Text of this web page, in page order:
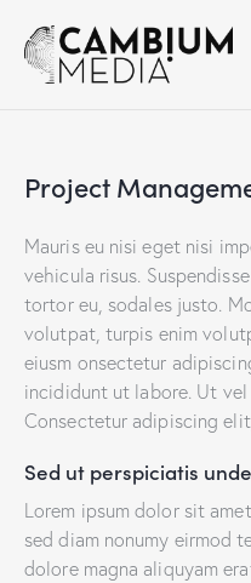
Project
Mauris eu nisi eget nisi
vehicula risus.
tortor eu, sodales justo.
volutpat, turpis enim
eiusm onsectetur
incididunt ut labore. Ut
Consectetur adipiscing
Sed ut perspiciatis
Lorem ipsum dolor sit
sed diam nonumy eirmod
dolore magna aliquyam